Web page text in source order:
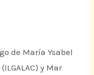
de María Ysabel
y Mar